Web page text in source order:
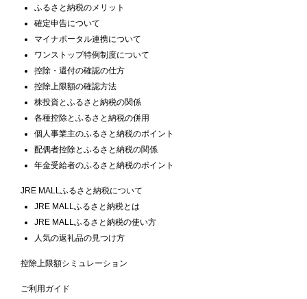
ふるさと納税のメリット
確定申告について
マイナポータル連携について
ワンストップ特例制度について
控除・還付の確認の仕方
控除上限額の確認方法
株投資とふるさと納税の関係
各種控除とふるさと納税の併用
個人事業主のふるさと納税のポイント
配偶者控除とふるさと納税の関係
年金受給者のふるさと納税のポイント
JRE MALLふるさと納税について
JRE MALLふるさと納税とは
JRE MALLふるさと納税の使い方
人気の返礼品の見つけ方
控除上限額シミュレーション
ご利用ガイド